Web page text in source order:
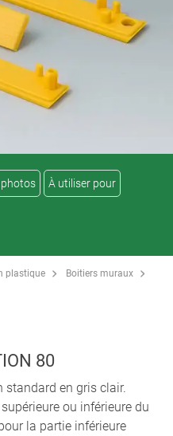
photos À utiliser pour
plastique
Boitiers muraux
80
standard en gris clair.
ou inférieure du
la partie inférieure